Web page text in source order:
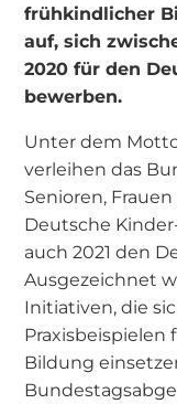
frühkindlicher
auf, sich
2020 für den
bewerben.
Unter dem
verleihen das
Senioren,
Deutsche
auch 2021 den
Ausgezeichnet
Initiativen, die
Bildung